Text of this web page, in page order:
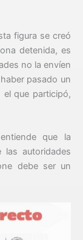
figura se creó
detenida, es
no la envíen
pasado un
que participó,
que la
autoridades
debe ser un